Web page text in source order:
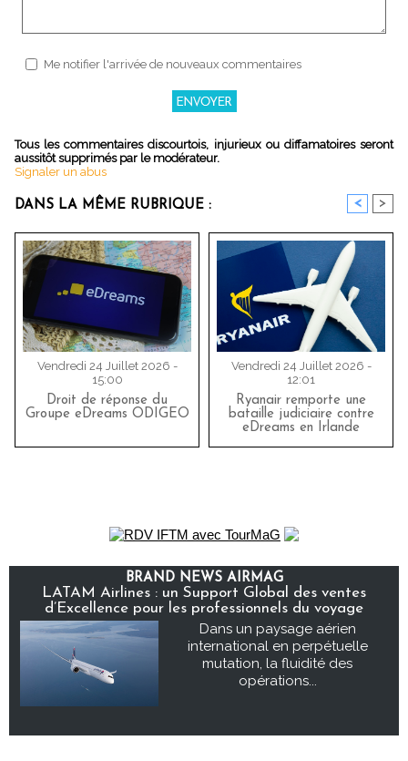
Me notifier l'arrivée de nouveaux commentaires
Tous les commentaires discourtois, injurieux ou diffamatoires seront
aussitôt supprimés par le modérateur.
Signaler un abus
DANS LA MÊME RUBRIQUE : < >
Vendredi 24 Juillet 2026 -
15:00
Droit de réponse du
Groupe eDreams ODIGEO
Vendredi 24 Juillet 2026 -
12:01
Ryanair remporte une
bataille judiciaire contre
eDreams en Irlande
BRAND NEWS AIRMAG
LATAM Airlines : un Support Global des ventes
d’Excellence pour les professionnels du voyage
Dans un paysage aérien
international en perpétuelle
mutation, la fluidité des
opérations...